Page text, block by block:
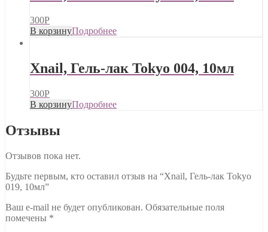
300Р
В корзинуПодробнее
Xnail, Гель-лак Tokyo 004, 10мл
300Р
В корзинуПодробнее
Отзывы
Отзывов пока нет.
Будьте первым, кто оставил отзыв на “Xnail, Гель-лак Tokyo
019, 10мл”
Ваш e-mail не будет опубликован. Обязательные поля
помечены *